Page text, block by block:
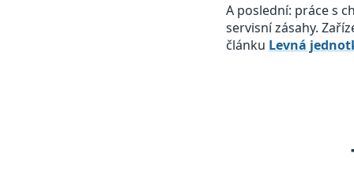
A poslední: práce s
servisní zásahy.
článku Levná